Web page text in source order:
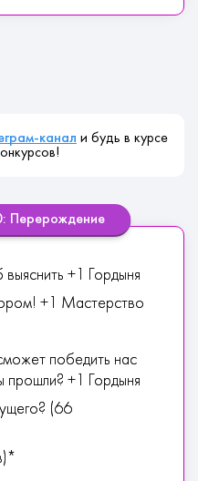
канал и будь в курсе
Перерождение
выяснить +1 Гордыня
+1 Мастерство
победить нас
прошли? +1 Гордыня
(66